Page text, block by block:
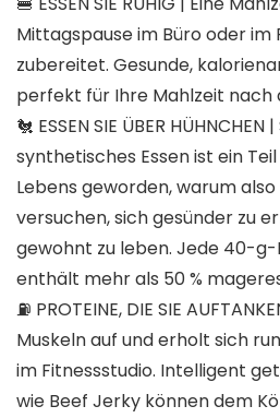
Mittagspause im Büro oder im
zubereitet. Gesunde,
perfekt für Ihre Mahlzeit nach
🐔 ESSEN SIE ÜBER HÜHNCHEN |
synthetisches Essen ist ein
Lebens geworden, warum
versuchen, sich gesünder zu
gewohnt zu leben. Jede 40-
enthält mehr als 50 %
⛽ PROTEINE, DIE SIE
Muskeln auf und erholt sich
im Fitnessstudio. Intelligent
wie Beef Jerky können dem